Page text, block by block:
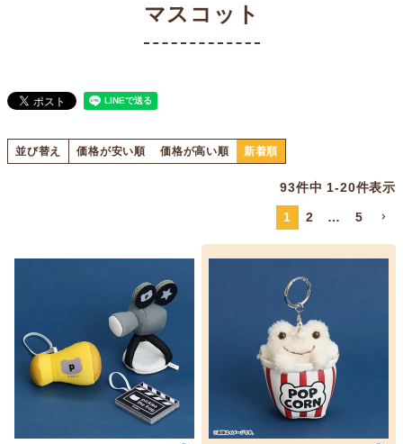
マスコット
並び替え 価格が安い順 価格が高い順 新着順
93件中 1-20件表示
1 2 … 5